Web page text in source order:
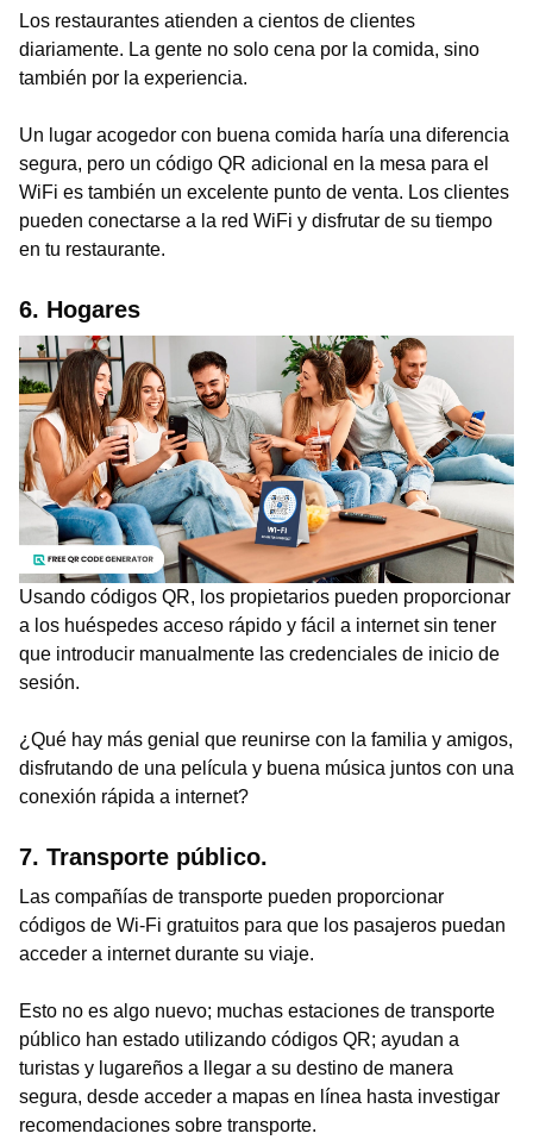
Los restaurantes atienden a cientos de clientes
diariamente. La gente no solo cena por la comida, sino
también por la experiencia.
Un lugar acogedor con buena comida haría una diferencia
segura, pero un código QR adicional en la mesa para el
WiFi es también un excelente punto de venta. Los clientes
pueden conectarse a la red WiFi y disfrutar de su tiempo
en tu restaurante.
6. Hogares
Usando códigos QR, los propietarios pueden proporcionar
a los huéspedes acceso rápido y fácil a internet sin tener
que introducir manualmente las credenciales de inicio de
sesión.
¿Qué hay más genial que reunirse con la familia y amigos,
disfrutando de una película y buena música juntos con una
conexión rápida a internet?
7. Transporte público.
Las compañías de transporte pueden proporcionar
códigos de Wi-Fi gratuitos para que los pasajeros puedan
acceder a internet durante su viaje.
Esto no es algo nuevo; muchas estaciones de transporte
público han estado utilizando códigos QR; ayudan a
turistas y lugareños a llegar a su destino de manera
segura, desde acceder a mapas en línea hasta investigar
recomendaciones sobre transporte.